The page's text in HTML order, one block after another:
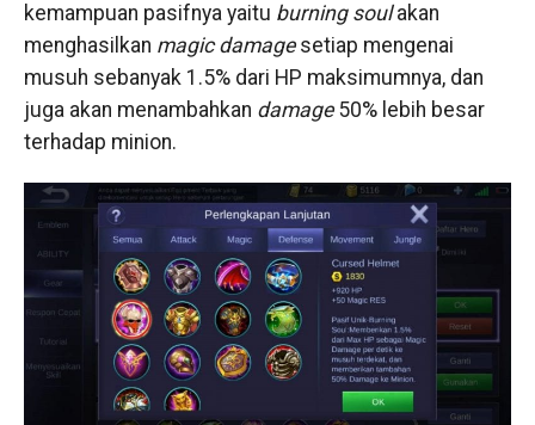
kemampuan pasifnya yaitu burning soulakan
menghasilkan magic damagesetiap mengenai
musuh sebanyak 1.5% dari HP maksimumnya, dan
juga akan menambahkan damage50% lebih besar
terhadap minion.